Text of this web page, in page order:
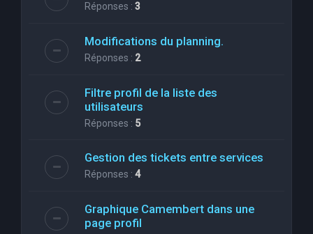
Réponses : 3
Modifications du planning.
Réponses : 2
Filtre profil de la liste des
utilisateurs
Réponses : 5
Gestion des tickets entre services
Réponses : 4
Graphique Camembert dans une
page profil